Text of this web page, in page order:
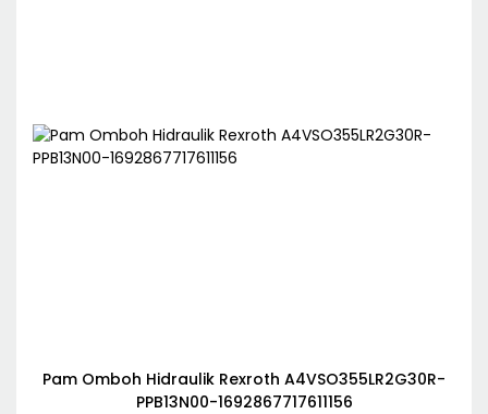
Pam Omboh Hidraulik Rexroth A4VSO355LR2G30R-
PPB13N00-1692867717611156